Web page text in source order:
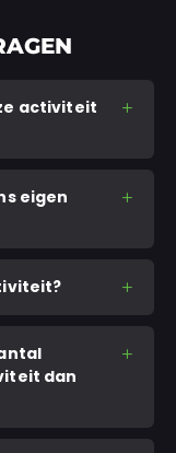
activiteit
eigen
dan